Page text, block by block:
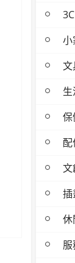
保
文
插
休